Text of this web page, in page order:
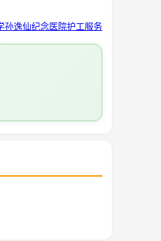
孙逸仙纪念医院护工服务